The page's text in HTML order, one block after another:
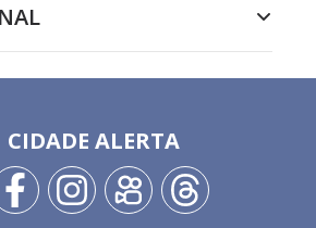
CIDADE ALERTA